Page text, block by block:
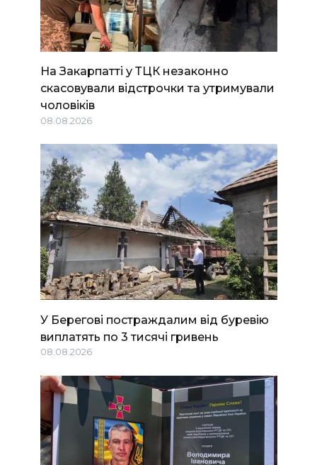
На Закарпатті у ТЦК незаконно
скасовували відстрочки та утримували
чоловіків
08.08.2026
У Берегові постраждалим від буревію
виплатять по 3 тисячі гривень
08.08.2026